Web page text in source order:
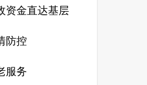
资金直达基层
防控
服务